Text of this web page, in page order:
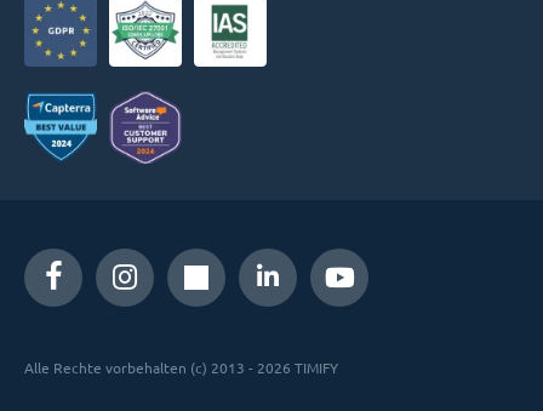
Alle Rechte vorbehalten (c) 2013 - 2026 TIMIFY